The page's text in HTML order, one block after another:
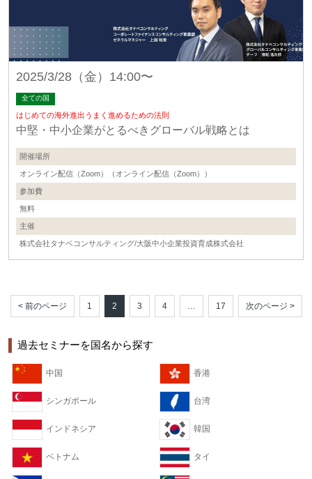
2025/3/28（金）14:00〜
全ての国
はじめての海外進出うまく進めるための法則
中堅・中小企業がとるべきグローバル戦略とは
開催場所
オンライン配信（Zoom）（オンライン配信（Zoom））
参加費
無料
主催
株式会社タナベコンサルティング/大阪中小企業投資育成株式会社
< 前のページ 1 2 3 4 … 17 次のページ >
過去セミナーを国名から探す
中国 香港
シンガポール 台湾
インドネシア 韓国
ベトナム タイ